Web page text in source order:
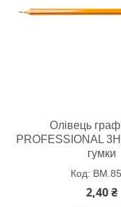
Олівець
PROFESSIONAL
гумки
2,40 ₴